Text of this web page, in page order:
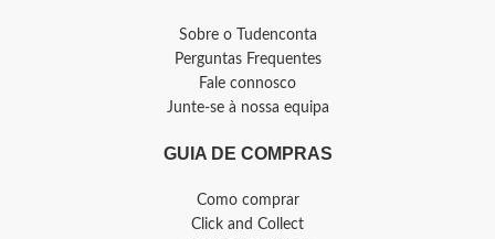
Sobre o Tudenconta
Perguntas Frequentes
Fale connosco
Junte-se à nossa equipa
GUIA DE COMPRAS
Como comprar
Click and Collect